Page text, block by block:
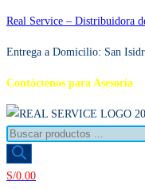
Ir
contenido
Real Service – Distribuidora
Entrega a Domicilio: San
Contáctenos para Asesoría
Búsqueda
de
productos
S/0.00